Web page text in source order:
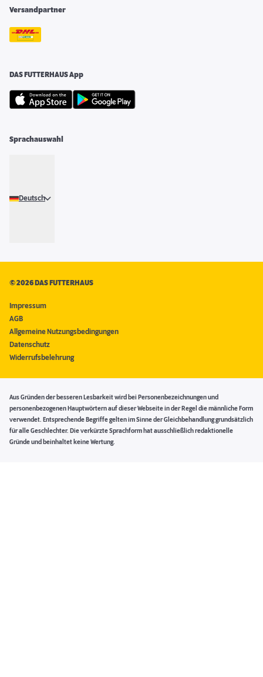
Versandpartner
DAS FUTTERHAUS App
Sprachauswahl
Deutsch
©2026 DAS FUTTERHAUS
Impressum
AGB
Allgemeine Nutzungsbedingungen
Datenschutz
Widerrufsbelehrung
Aus Gründen der besseren Lesbarkeit wird bei Personenbezeichnungen und
personenbezogenen Hauptwörtern auf dieser Webseite in der Regel die männliche Form
verwendet. Entsprechende Begriffe gelten im Sinne der Gleichbehandlung grundsätzlich
für alle Geschlechter. Die verkürzte Sprachform hat ausschließlich redaktionelle
Gründe und beinhaltet keine Wertung.